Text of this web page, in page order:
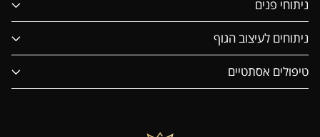
ניתוחי פנים
ניתוחים לעיצוב הגוף
טיפולים אסתטיים